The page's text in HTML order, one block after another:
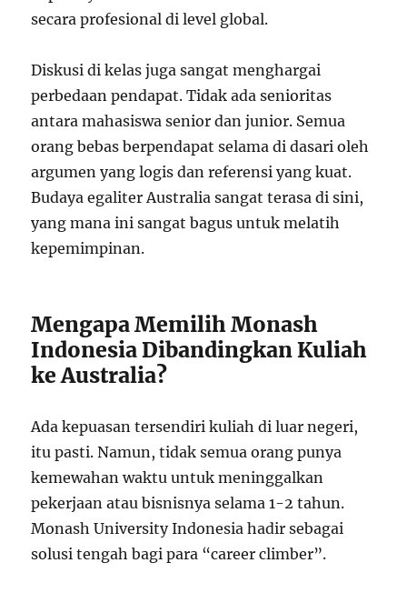
secara profesional di level global.
Diskusi di kelas juga sangat menghargai
perbedaan pendapat. Tidak ada senioritas
antara mahasiswa senior dan junior. Semua
orang bebas berpendapat selama di dasari oleh
argumen yang logis dan referensi yang kuat.
Budaya egaliter Australia sangat terasa di sini,
yang mana ini sangat bagus untuk melatih
kepemimpinan.
Mengapa Memilih Monash
Indonesia Dibandingkan Kuliah
ke Australia?
Ada kepuasan tersendiri kuliah di luar negeri,
itu pasti. Namun, tidak semua orang punya
kemewahan waktu untuk meninggalkan
pekerjaan atau bisnisnya selama 1-2 tahun.
Monash University Indonesia hadir sebagai
solusi tengah bagi para “career climber”.